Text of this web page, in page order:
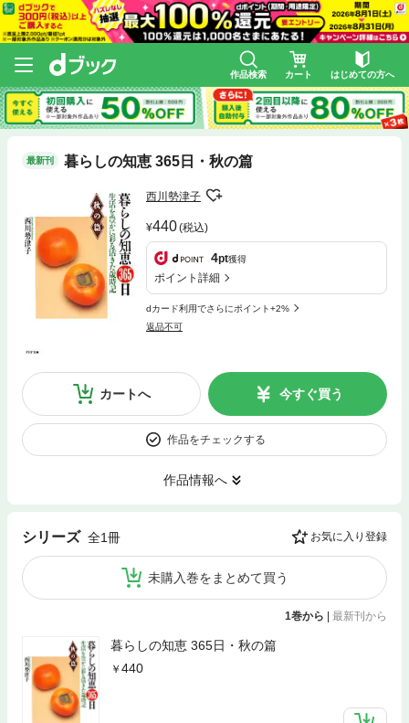
作品検索 カート はじめての方へ
最新刊 暮らしの知恵 365日・秋の篇
西川勢津子
440(税込)
4pt獲得
ポイント詳細
dカード利用でさらにポイント+2%
返品不可
カートへ 今すぐ買う
作品をチェックする
作品情報へ
シリーズ 全1冊 お気に入り登録
未購入巻をまとめて買う
1巻から 最新刊から
暮らしの知恵 365日・秋の篇
440